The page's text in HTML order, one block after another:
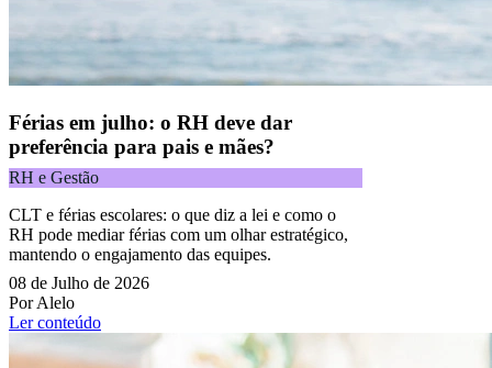
Férias em julho: o RH deve dar
preferência para pais e mães?
RH e Gestão
CLT e férias escolares: o que diz a lei e como o
RH pode mediar férias com um olhar estratégico,
mantendo o engajamento das equipes.
08 de Julho de 2026
Por Alelo
Ler conteúdo